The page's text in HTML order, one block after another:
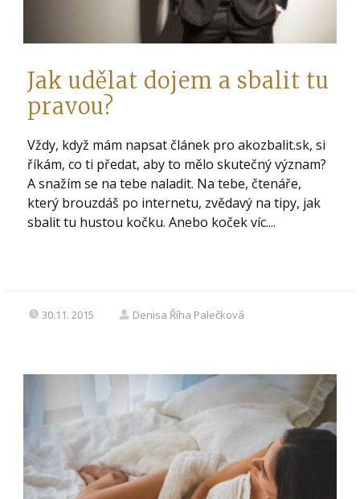
Jak udělat dojem a sbalit tu
pravou?
Vždy, když mám napsat článek pro akozbalit.sk, si
říkám, co ti předat, aby to mělo skutečný význam?
A snažím se na tebe naladit. Na tebe, čtenáře,
který brouzdáš po internetu, zvědavý na tipy, jak
sbalit tu hustou kočku. Anebo koček víc....
30.11. 2015 Denisa Říha Palečková